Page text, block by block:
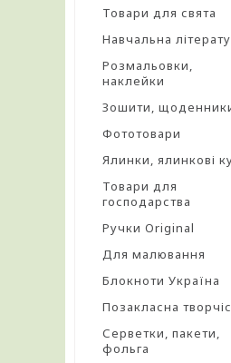
Товари для свята
Навчальна
Розмальовки,
наклейки
Зошити,
Фототовари
Ялинки, ялинкові
Товари для
господарства
Ручки Original
Для малювання
Блокноти Україна
Позакласна
Серветки, пакети,
фольга